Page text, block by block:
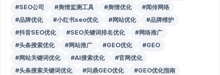
#SEO公司
#舆情监测工具 #舆情优化
#闻传网络
#品牌优化
#小红书seo优化 #网站优化
#品牌维护
#抖音SEO优化
#SEO关键词排名优化
#网络推广
#头条搜索优化
#网站推广 #GEO优化
#GEO
#网站关键词优化
#AI搜索优化
#官网优化
#头条搜索关键词优化
#问鼎GEO优化
#GEO优化指南